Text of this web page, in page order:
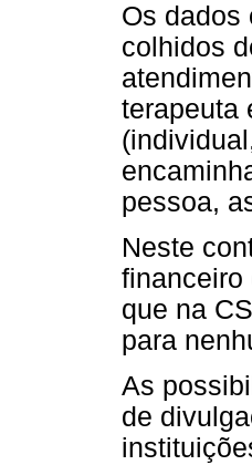
Os dados
colhidos
terapeuta
pessoa,
Neste
financeiro
que na
para
As
de